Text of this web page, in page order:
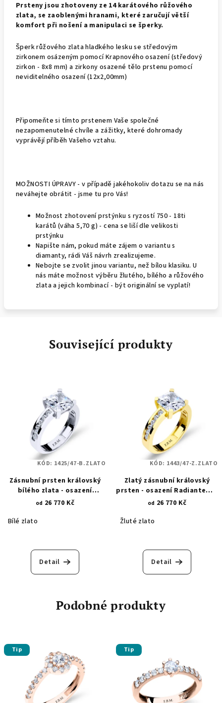
Prsteny jsou zhotoveny ze 14 karátového růžového
zlata, se zaoblenými hranami, které zaručují větší
komfort při nošení a manipulaci se šperky.
Šperk růžového zlata hladkého lesku se středovým
zirkonem osázeným pomocí Krapnového osazení (středový
zirkon - 8x8 mm) a zirkony osazené tělo prstenu pomocí
neviditelného osazení (12x2,00mm)
Připomeňte si tímto prstenem Vaše společné
nezapomenutelné chvíle a zážitky, které dohromady
vyprávějí příběh Vašeho vztahu.
MOŽNOSTI ÚPRAVY - v případě jakéhokoliv dotazu se na nás
neváhejte obrátit - jsme tu pro Vás!
Možnost zhotovení prstýnku s ryzostí 750 - 18ti
karátů (váha 5,70 g) - cena se liší dle velikosti
prstýnku
Napište nám, pokud máte zájem o variantu s
diamanty, rádi Váš návrh zrealizujeme.
Nebojte se zvolit jinou variantu, než bílou klasiku. U
nás máte možnost výběru žlutého, bílého a růžového
zlata a jejich kombinací - být originální se vyplatí!
Související produkty
Zásnubní prsten královský
bílého zlata - osazení
Radiantem a 12 kulatými
od 26 770 Kč
Bílé zlato
Detail
KÓD: 1425/47-B.ZLATO
Zlatý zásnubní královský
prsten - osazení Radiantem a
12 kulatými zirkony 1443
od 26 770 Kč
Žluté zlato
Detail
KÓD: 1443/47-Z.ZLATO
Podobné produkty
Tip Tip